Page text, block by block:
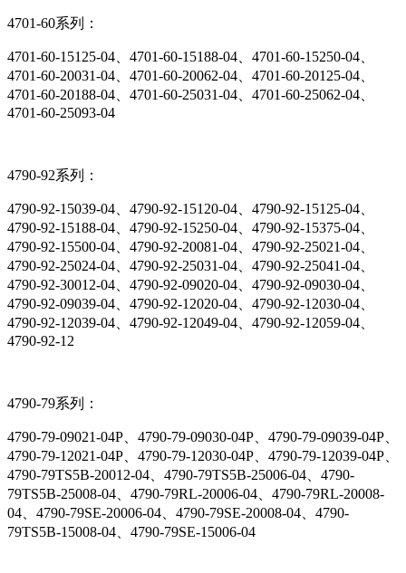
4701-60系列：
4701-60-15125-04、4701-60-15188-04、4701-60-15250-04、
4701-60-20031-04、4701-60-20062-04、4701-60-20125-04、
4701-60-20188-04、4701-60-25031-04、4701-60-25062-04、
4701-60-25093-04
4790-92系列：
4790-92-15039-04、4790-92-15120-04、4790-92-15125-04、
4790-92-15188-04、4790-92-15250-04、4790-92-15375-04、
4790-92-15500-04、4790-92-20081-04、4790-92-25021-04、
4790-92-25024-04、4790-92-25031-04、4790-92-25041-04、
4790-92-30012-04、4790-92-09020-04、4790-92-09030-04、
4790-92-09039-04、4790-92-12020-04、4790-92-12030-04、
4790-92-12039-04、4790-92-12049-04、4790-92-12059-04、
4790-92-12
4790-79系列：
4790-79-09021-04P、4790-79-09030-04P、4790-79-09039-04P、
4790-79-12021-04P、4790-79-12030-04P、4790-79-12039-04P、
4790-79TS5B-20012-04、4790-79TS5B-25006-04、4790-
79TS5B-25008-04、4790-79RL-20006-04、4790-79RL-20008-
04、4790-79SE-20006-04、4790-79SE-20008-04、4790-
79TS5B-15008-04、4790-79SE-15006-04